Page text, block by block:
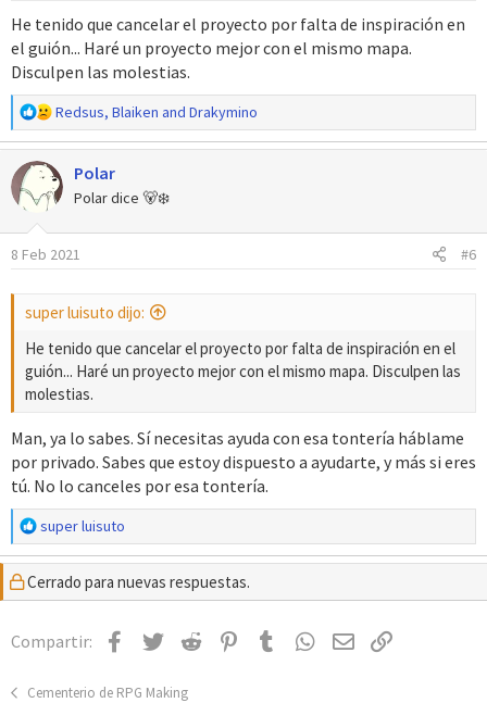
s
:
He tenido que cancelar el proyecto por falta de inspiración en
el guión... Haré un proyecto mejor con el mismo mapa.
Disculpen las molestias.
R
e
a
c
c
o
n
:
Redsus, Blaiken and Drakymino
Polar
Polar dice 🐻‍❄️
8 Feb 2021 #6
super luisuto dijo:
He tenido que cancelar el proyecto por falta de inspiración en el
guión... Haré un proyecto mejor con el mismo mapa. Disculpen las
molestias.
Man, ya lo sabes. Sí necesitas ayuda con esa tontería háblame
por privado. Sabes que estoy dispuesto a ayudarte, y más si eres
tú. No lo canceles por esa tontería.
R
e
a
c
c
o
e
super luisuto
Cerrado para nuevas respuestas.
Compartir: Facebook
TwitterReddit Pinterest
TumblrWhatsApp
EmailEnlace
Cementerio de RPG Making